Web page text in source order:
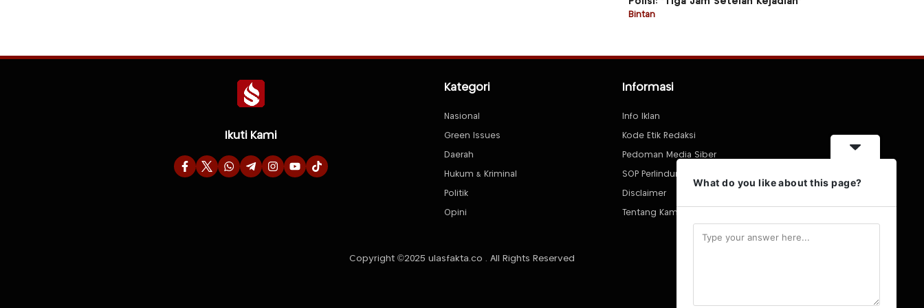
Bintan
Ikuti Kami
Kategori
Nasional
Green Issues
Daerah
Hukum & Kriminal
Politik
Opini
Informasi
Info Iklan
Kode Etik Redaksi
Pedoman Media Siber
SOP Perlindungan Wartawan
Disclaimer
Tentang Kami
Copyright ©2025 ulasfakta.co . All Rights Reserved
What do you like about this page?